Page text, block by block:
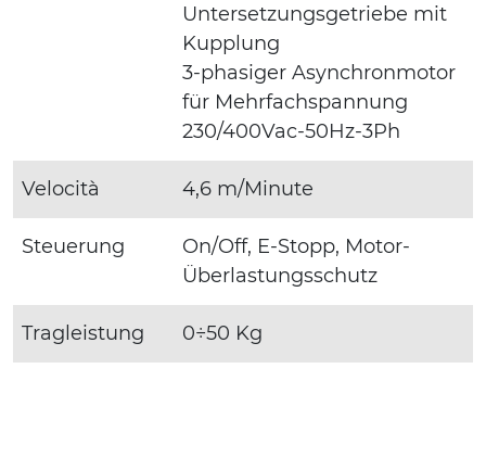
Untersetzungsgetriebe mit
Kupplung
3-phasiger Asynchronmotor
für Mehrfachspannung
230/400Vac-50Hz-3Ph
Velocità 4,6 m/Minute
Steuerung
On/Off, E-Stopp, Motor-
Überlastungsschutz
Tragleistung 0÷50 Kg